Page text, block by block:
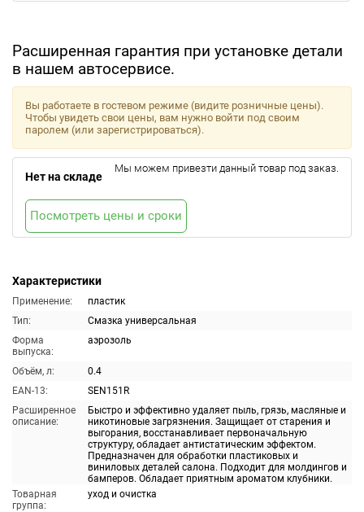
Расширенная гарантия при установке детали
в нашем автосервисе.
Характеристики
Применение:
пластик
Тип:
Смазка универсальная
Форма
выпуска:
аэрозоль
Объём, л:
0.4
EAN-13:
SEN151R
Расширенное
описание:
Быстро и эффективно удаляет пыль, грязь, масляные и
никотиновые загрязнения. Защищает от старения и
выгорания, восстанавливает первоначальную
структуру, обладает антистатическим эффектом.
Предназначен для обработки пластиковых и
виниловых деталей салона. Подходит для молдингов и
бамперов. Обладает приятным ароматом клубники.
Товарная
группа:
уход и очистка
Вы работаете в гостевом режиме (видите розничные цены).
Чтобы увидеть свои цены, вам нужно войти под своим
паролем (или зарегистрироваться).
Нет на складе
Мы можем привезти данный товар под заказ.
Посмотреть цены и сроки